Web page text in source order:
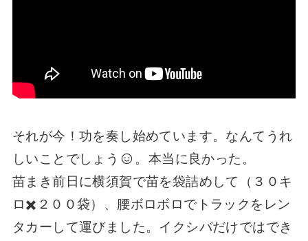
それが今！功を奏し始めています。なんてうれ
しいことでしょう
。本当に良かった。
苗まき前日に横須賀で苗を袋詰めして（３０キ
ロ✖️２００袋）、腰ボロボロでトラックをレン
タカーして運びました。イクシバだけではでき